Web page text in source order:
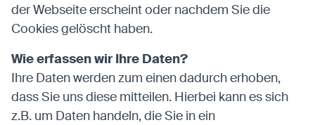
der Webseite erscheint oder nachdem Sie die
Cookies gelöscht haben.
Wie erfassen wir Ihre Daten?
Ihre Daten werden zum einen dadurch erhoben,
dass Sie uns diese mitteilen. Hierbei kann es sich
z.B. um Daten handeln, die Sie in ein